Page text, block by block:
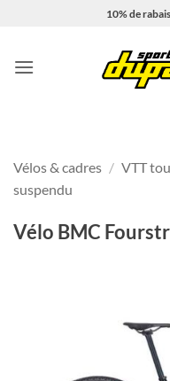
10% de rabais
Vélos & cadres / VTT
suspendu
Vélo BMC